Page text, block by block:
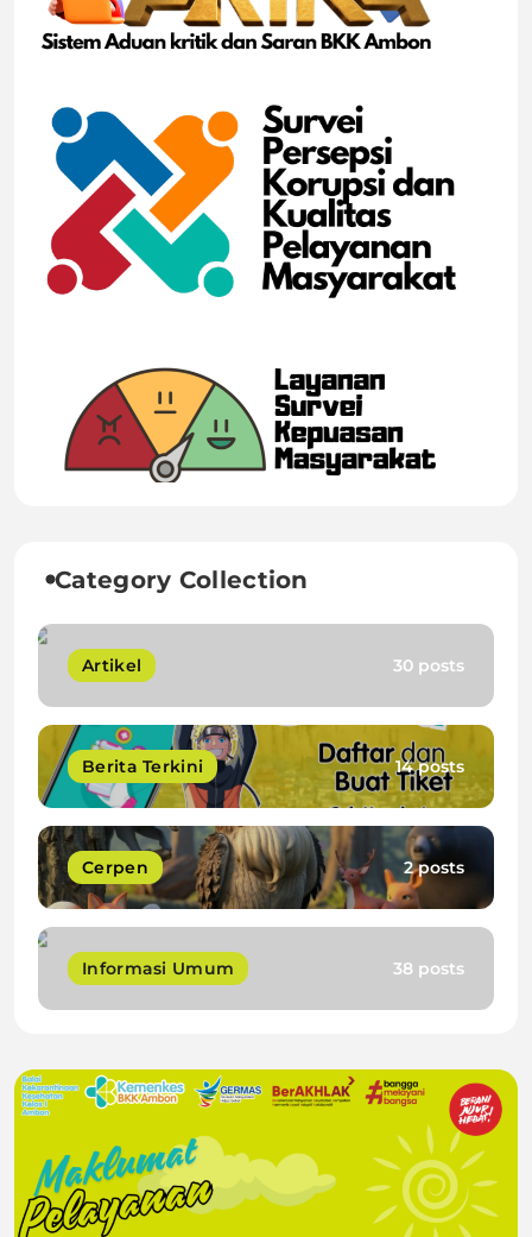
Category Collection
Artikel 30 posts
Berita Terkini 14 posts
Cerpen 2 posts
Informasi Umum 38 posts